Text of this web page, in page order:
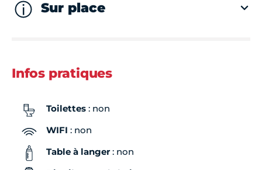
Sur place
Infos pratiques
Toilettes : non
WIFI : non
Table à langer: non